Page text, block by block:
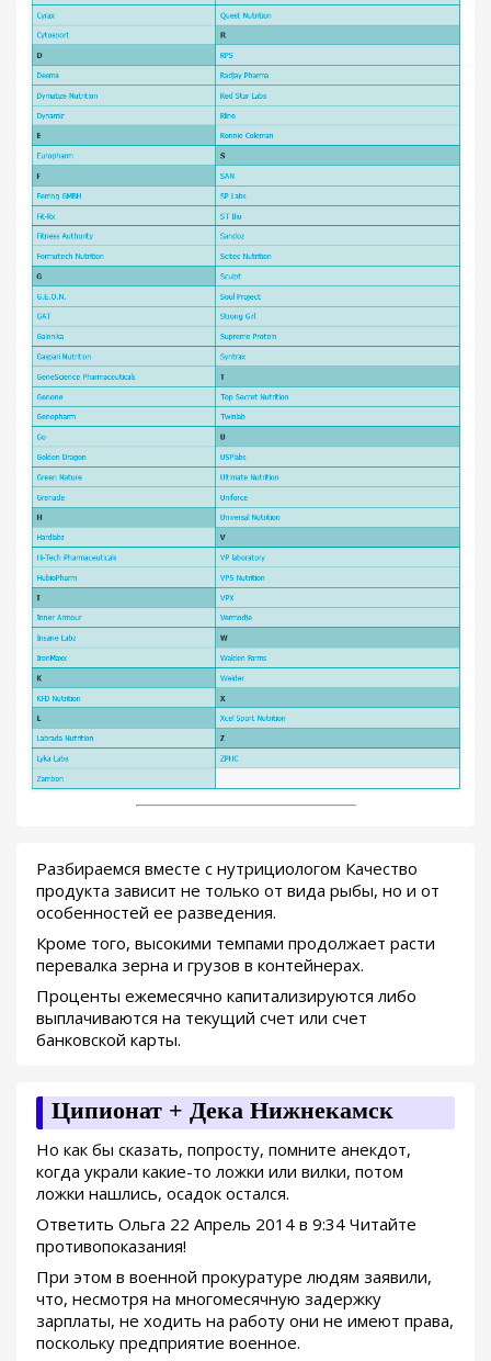
Разбираемся вместе с нутрициологом Качество
продукта зависит не только от вида рыбы, но и от
особенностей ее разведения.
Кроме того, высокими темпами продолжает расти
перевалка зерна и грузов в контейнерах.
Проценты ежемесячно капитализируются либо
выплачиваются на текущий счет или счет
банковской карты.
Ципионат + Дека Нижнекамск
Но как бы сказать, попросту, помните анекдот,
когда украли какие-то ложки или вилки, потом
ложки нашлись, осадок остался.
Ответить Ольга 22 Апрель 2014 в 9:34 Читайте
противопоказания!
При этом в военной прокуратуре людям заявили,
что, несмотря на многомесячную задержку
зарплаты, не ходить на работу они не имеют права,
поскольку предприятие военное.